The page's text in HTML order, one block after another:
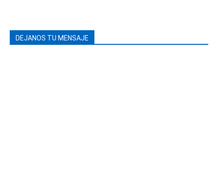
DEJANOS TU MENSAJE